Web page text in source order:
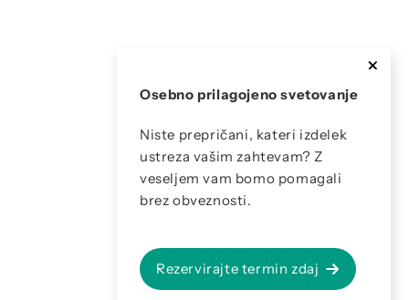
Osebno prilagojeno svetovanje
Niste prepričani, kateri izdelek
ustreza vašim zahtevam? Z
veseljem vam bomo pomagali
brez obveznosti.
Rezervirajte termin zdaj